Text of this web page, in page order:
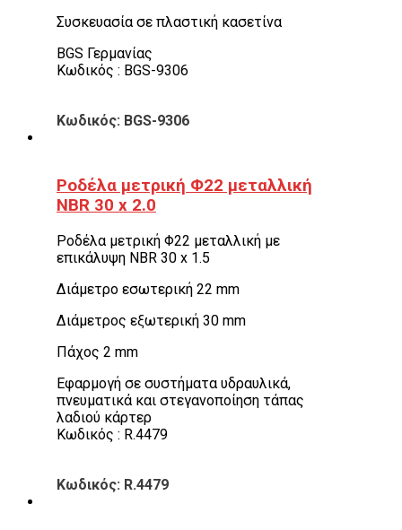
Συσκευασία σε πλαστική κασετίνα
BGS Γερμανίας
Κωδικός : BGS-9306
Κωδικός: BGS-9306
Ροδέλα μετρική Φ22 μεταλλική
NBR 30 x 2.0
Ροδέλα μετρική Φ22 μεταλλική με
επικάλυψη NBR 30 x 1.5
Διάμετρο εσωτερική 22 mm
Διάμετρος εξωτερική 30 mm
Πάχος 2 mm
Εφαρμογή σε συστήματα υδραυλικά,
πνευματικά και στεγανοποίηση τάπας
λαδιού κάρτερ
Κωδικός : R.4479
Κωδικός: R.4479